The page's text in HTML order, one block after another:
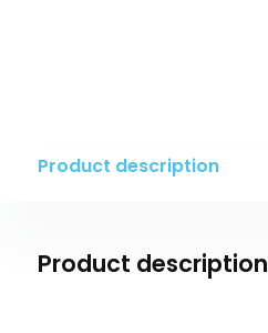
Product description
Product description